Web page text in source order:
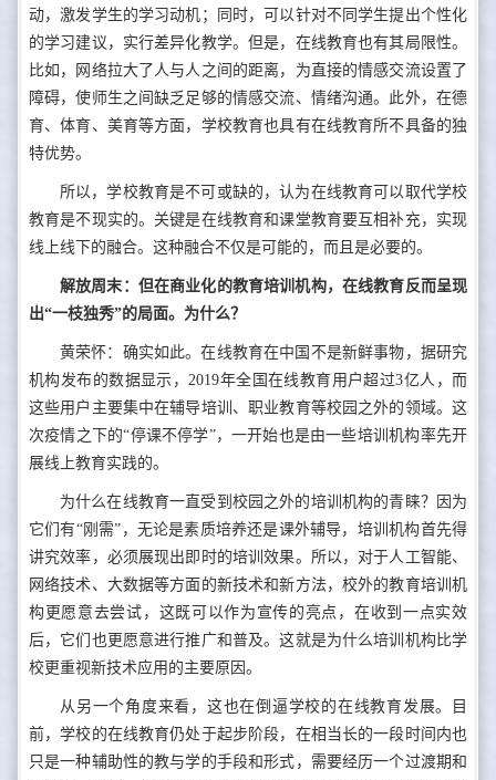
动，激发学生的学习动机；同时，可以针对不同学生提出个性化
的学习建议，实行差异化教学。但是，在线教育也有其局限性。
比如，网络拉大了人与人之间的距离，为直接的情感交流设置了
障碍，使师生之间缺乏足够的情感交流、情绪沟通。此外，在德
育、体育、美育等方面，学校教育也具有在线教育所不具备的独
特优势。
所以，学校教育是不可或缺的，认为在线教育可以取代学校
教育是不现实的。关键是在线教育和课堂教育要互相补充，实现
线上线下的融合。这种融合不仅是可能的，而且是必要的。
解放周末：但在商业化的教育培训机构，在线教育反而呈现
出“一枝独秀”的局面。为什么？
黄荣怀：确实如此。在线教育在中国不是新鲜事物，据研究
机构发布的数据显示，2019年全国在线教育用户超过3亿人，而
这些用户主要集中在辅导培训、职业教育等校园之外的领域。这
次疫情之下的“停课不停学”，一开始也是由一些培训机构率先开
展线上教育实践的。
为什么在线教育一直受到校园之外的培训机构的青睐？因为
它们有“刚需”，无论是素质培养还是课外辅导，培训机构首先得
讲究效率，必须展现出即时的培训效果。所以，对于人工智能、
网络技术、大数据等方面的新技术和新方法，校外的教育培训机
构更愿意去尝试，这既可以作为宣传的亮点，在收到一点实效
后，它们也更愿意进行推广和普及。这就是为什么培训机构比学
校更重视新技术应用的主要原因。
从另一个角度来看，这也在倒逼学校的在线教育发展。目
前，学校的在线教育仍处于起步阶段，在相当长的一段时间内也
只是一种辅助性的教与学的手段和形式，需要经历一个过渡期和